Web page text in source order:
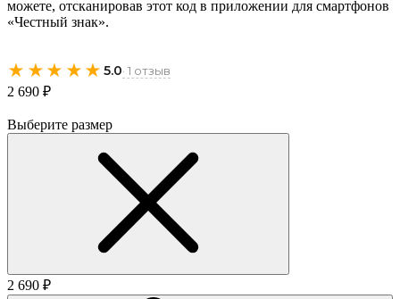
можете, отсканировав этот код в приложении для смартфонов
«Честный знак».
★★★★★ 5.0· 1 отзыв
2 690 ₽
Выберите размер
2 690 ₽